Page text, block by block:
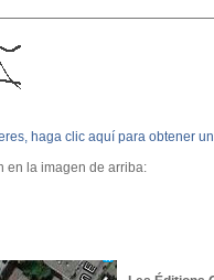
haga clic aquí para obtener
en la imagen de arriba: